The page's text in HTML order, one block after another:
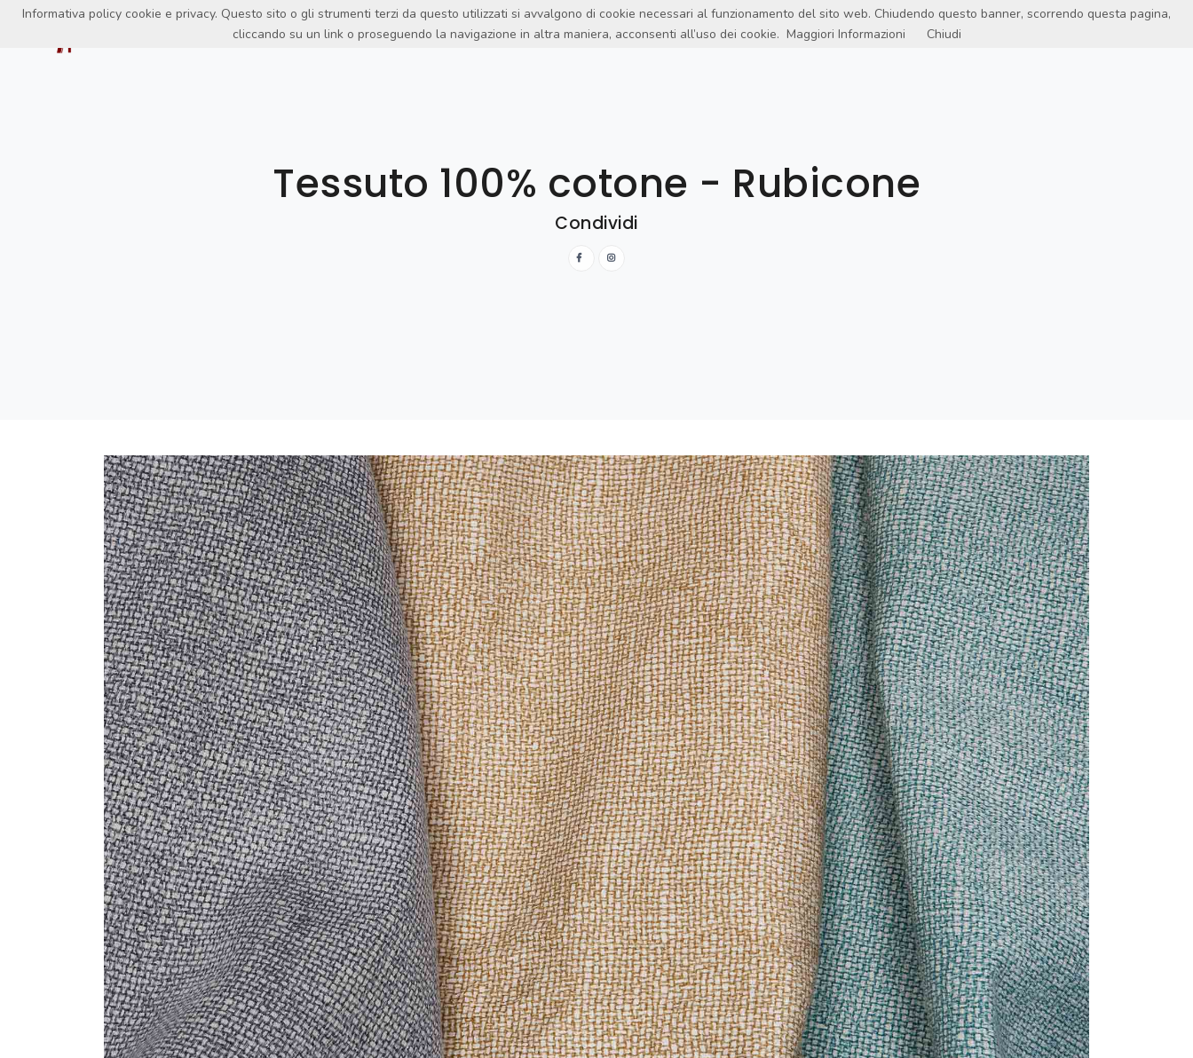
HOME CONTATTI PRODOTTI NOVITA OFFERTE CONTRACT BLOG VOCABOLARIO TESSILE SHOP ONLINE
Tessuto 100% cotone - Rubicone
Condividi
Informativa policy cookie e privacy. Questo sito o gli strumenti terzi da questo utilizzati si avvalgono di cookie necessari al funzionamento del sito web. Chiudendo questo banner, scorrendo questa pagina,
cliccando su un link o proseguendo la navigazione in altra maniera, acconsenti all’uso dei cookie. Maggiori Informazioni Chiudi